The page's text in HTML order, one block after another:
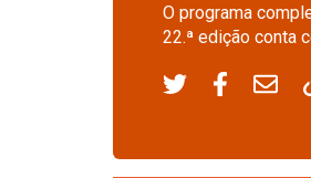
O programa
22.ª edição conta